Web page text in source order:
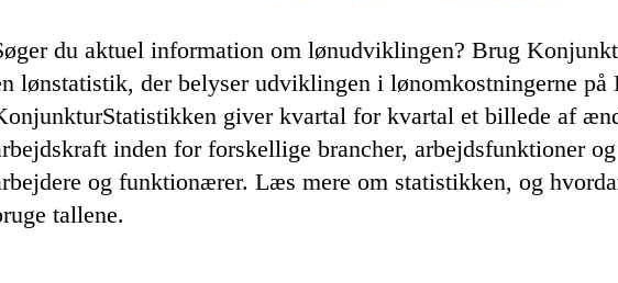
du aktuel information om lønudviklingen? Brug
lønstatistik, der belyser udviklingen i lønomkostningerne på
giver kvartal for kvartal et billede af
inden for forskellige brancher, arbejdsfunktioner
og funktionærer. Læs mere om statistikken, og
tallene.